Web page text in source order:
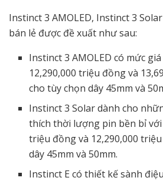
Instinct 3 AMOLED, Instinct 3
bán lẻ được đề xuất như sau:
Instinct 3 AMOLED có mức
12,290,000 triệu đồng và
cho tùy chọn dây 45mm và
Instinct 3 Solar dành cho
thích thời lượng pin bền bỉ với
triệu đồng và 12,290,000
dây 45mm và 50mm.
Instinct E có thiết kế sành